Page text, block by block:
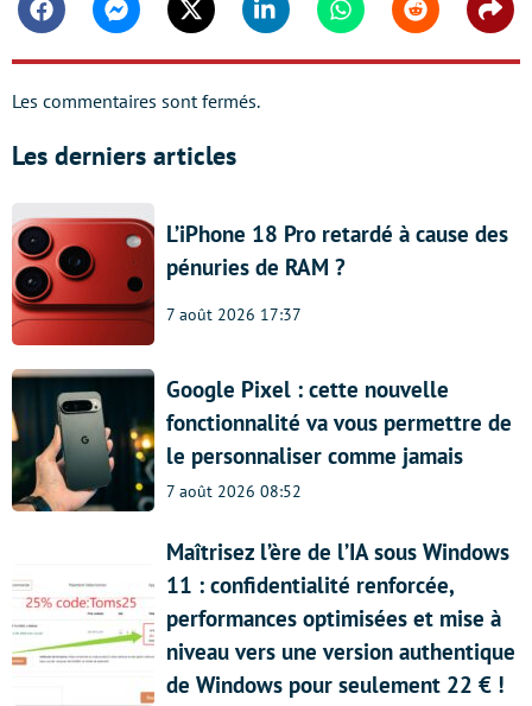
FacebookMessengerTwitter Linkedin WhatsappReddit
Les commentaires sont fermés.
Les derniers articles
L’iPhone 18 Pro retardé à cause des
pénuries de RAM ?
7 août 2026 17:37
Google Pixel : cette nouvelle
fonctionnalité va vous permettre de
le personnaliser comme jamais
7 août 2026 08:52
Maîtrisez l’ère de l’IA sous Windows
11 : confidentialité renforcée,
performances optimisées et mise à
niveau vers une version authentique
de Windows pour seulement 22 € !